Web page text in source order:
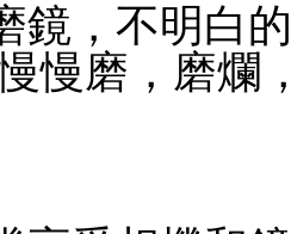
鏡，不明白
慢磨，磨爛